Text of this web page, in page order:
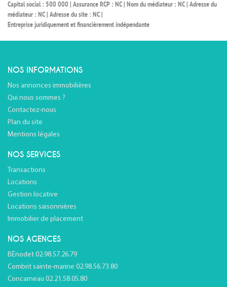
Capital social : 500 000 | Assurance RCP : NC | Nom du médiateur : NC | Adresse du
médiateur : NC | Adresse du site : NC |
Entreprise juridiquement et financièrement indépendante
NOS INFORMATIONS
Nos annonces immobilières
Qui nous sommes ?
Contactez-nous
Plan du site
Mentions légales
NOS SERVICES
Transactions
Locations
Gestion locative
Locations saisonnières
Immobilier de placement
NOS AGENCES
BÉnodet 02.98.57.26.79
Combrit sainte-marine 02.98.56.73.80
Concarneau 02.21.58.05.80